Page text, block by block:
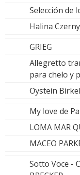
Selección de
Halina
GRIEG
Allegretto
para chelo y
Oystein
My love de
LOMA MAR
MACEO
Sotto Voce -